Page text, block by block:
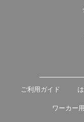
ご利用ガイド
ワーカー